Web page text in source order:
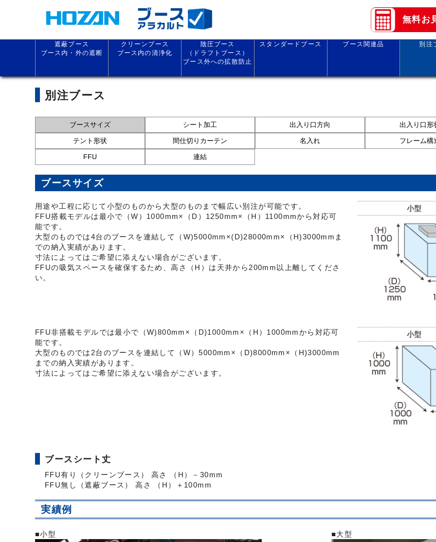
無料お
遮蔽ブース
ブース内・外の遮断
クリーンブース
ブース内の清浄化
陰圧ブース
（ドラフトブース）
ブース外への拡散防止
スタンダードブース ブース関連品 別注
別注ブース
ブースサイズ シート加工 出入り口方向 出入り口形
テント形状 間仕切りカーテン 名入れ フレーム構
FFU 連結
ブースサイズ
用途や工程に応じて小型のものから大型のものまで幅広い別注が可能です。
FFU搭載モデルは最小で（W）1000mm×（D）1250mm×（H）1100mmから対応可
能です。
大型のものでは4台のブースを連結して（W)5000mm×(D)28000mm×（H)3000mmま
での納入実績があります。
寸法によってはご希望に添えない場合がございます。
FFUの吸気スペースを確保するため、高さ（H）は天井から200mm以上離してくださ
い。
小型
FFU非搭載モデルでは最小で（W)800mm×（D)1000mm×（H）1000mmから対応可
能です。
大型のものでは2台のブースを連結して（W）5000mm×（D)8000mm×（H)3000mm
までの納入実績があります。
寸法によってはご希望に添えない場合がございます。
小型
ブースシート丈
FFU有り（クリーンブース） 高さ （H）－30mm
FFU無し（遮蔽ブース） 高さ （H）＋100mm
実績例
■小型 ■大型